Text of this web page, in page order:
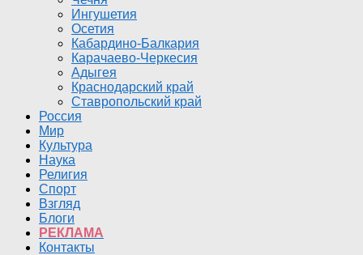
Ингушетия
Осетия
Кабардино-Балкария
Карачаево-Черкесия
Адыгея
Краснодарский край
Ставропольский край
Россия
Мир
Культура
Наука
Религия
Спорт
Взгляд
Блоги
РЕКЛАМА
Контакты